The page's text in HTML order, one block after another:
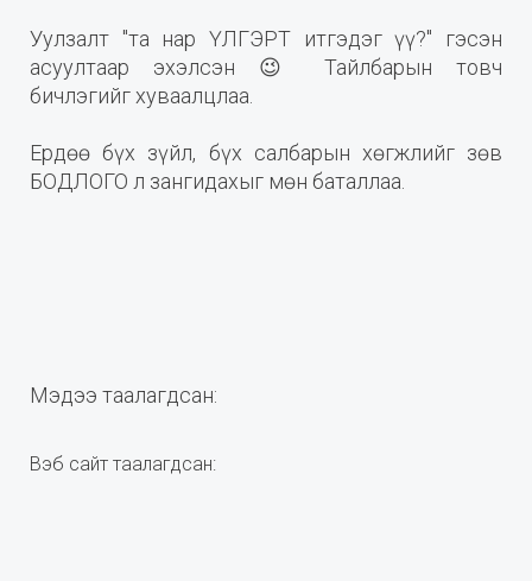
Уулзалт "та нар ҮЛГЭРТ итгэдэг үү?" гэсэн
асуултаар эхэлсэн 😉 Тайлбарын товч
бичлэгийг хуваалцлаа.
Ердөө бүх зүйл, бүх салбарын хөгжлийг зөв
БОДЛОГО л зангидахыг мөн баталлаа.
Мэдээ таалагдсан:
Вэб сайт таалагдсан: